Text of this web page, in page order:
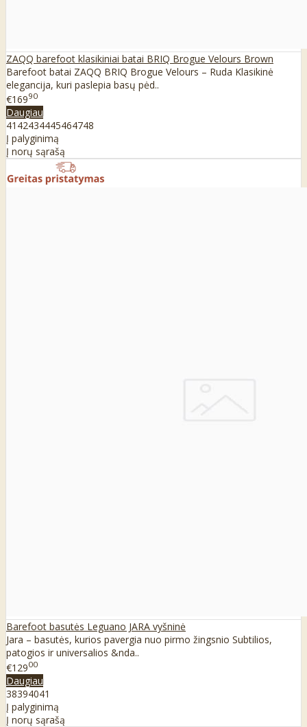
ZAQQ barefoot klasikiniai batai BRIQ Brogue Velours Brown
Barefoot batai ZAQQ BRIQ Brogue Velours – Ruda Klasikinė
elegancija, kuri paslepia basų pėd..
€16990
Daugiau
41 42434445464748
Į palyginimą
Į norų sąrašą
Barefoot basutės Leguano JARA vyšninė
Jara – basutės, kurios pavergia nuo pirmo žingsnio Subtilios,
patogios ir universalios &nda..
€12900
Daugiau
38394041
Į palyginimą
Į norų sąrašą